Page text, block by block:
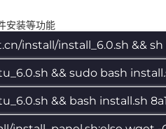
安装等功能
install/install_6.0.sh && sh
&& sudo bash
&& bash install.sh